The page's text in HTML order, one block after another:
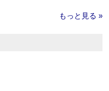
もっと見る »